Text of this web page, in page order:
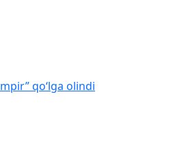
qo‘lga olindi